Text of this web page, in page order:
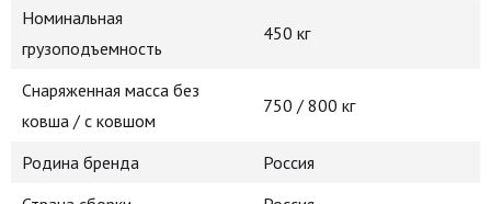
Номинальная
грузоподъемность
450 кг
Снаряженная масса без
ковша / с ковшом
750 / 800 кг
Родина бренда
Россия